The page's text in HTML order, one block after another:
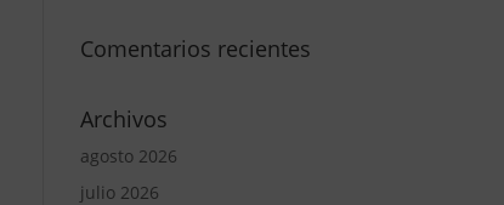
Comentarios recientes
Archivos
agosto 2026
julio 2026